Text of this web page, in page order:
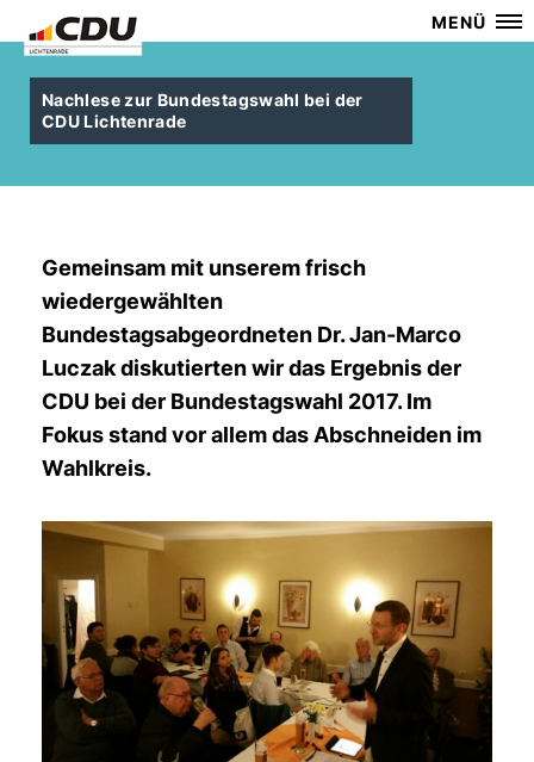
MENÜ
Nachlese zur Bundestagswahl bei der
CDU Lichtenrade
Gemeinsam mit unserem frisch
wiedergewählten
Bundestagsabgeordneten Dr. Jan-Marco
Luczak diskutierten wir das Ergebnis der
CDU bei der Bundestagswahl 2017. Im
Fokus stand vor allem das Abschneiden im
Wahlkreis.